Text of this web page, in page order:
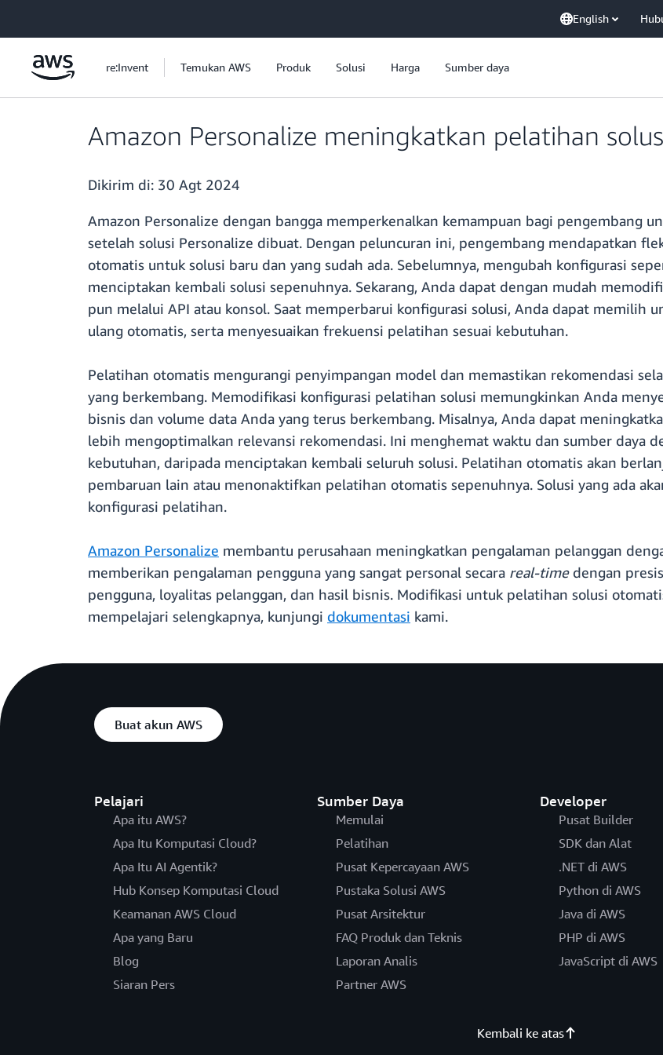
English
re:Invent Temukan AWS Produk Solusi Harga Sumber daya
Amazon Personalize meningkatkan pelatihan
Dikirim di: 30 Agt 2024
Amazon Personalize dengan bangga memperkenalkan kemampuan bagi pengembang
setelah solusi Personalize dibuat. Dengan peluncuran ini, pengembang mendapatkan
otomatis untuk solusi baru dan yang sudah ada. Sebelumnya, mengubah konfigurasi
menciptakan kembali solusi sepenuhnya. Sekarang, Anda dapat dengan mudah
pun melalui API atau konsol. Saat memperbarui konfigurasi solusi, Anda dapat memilih
ulang otomatis, serta menyesuaikan frekuensi pelatihan sesuai kebutuhan.
Pelatihan otomatis mengurangi penyimpangan model dan memastikan rekomendasi
yang berkembang. Memodifikasi konfigurasi pelatihan solusi memungkinkan Anda
bisnis dan volume data Anda yang terus berkembang. Misalnya, Anda dapat
lebih mengoptimalkan relevansi rekomendasi. Ini menghemat waktu dan sumber daya
kebutuhan, daripada menciptakan kembali seluruh solusi. Pelatihan otomatis akan
pembaruan lain atau menonaktifkan pelatihan otomatis sepenuhnya. Solusi yang ada
konfigurasi pelatihan.
Amazon Personalize membantu perusahaan meningkatkan pengalaman pelanggan
memberikan pengalaman pengguna yang sangat personal secara real-timedengan
pengguna, loyalitas pelanggan, dan hasil bisnis. Modifikasi untuk pelatihan solusi
mempelajari selengkapnya, kunjungi dokumentasi kami.
Buat akun AWS
Pelajari
Apa itu AWS?
Apa Itu Komputasi Cloud?
Apa Itu AI Agentik?
Hub Konsep Komputasi Cloud
Keamanan AWS Cloud
Apa yang Baru
Blog
Siaran Pers
Sumber Daya
Memulai
Pelatihan
Pusat Kepercayaan AWS
Pustaka Solusi AWS
Pusat Arsitektur
FAQ Produk dan Teknis
Laporan Analis
Partner AWS
Developer
Pusat Builder
SDK dan Alat
.NET di AWS
Python di AWS
Java di AWS
PHP di AWS
JavaScript di AWS
Kembali ke atas